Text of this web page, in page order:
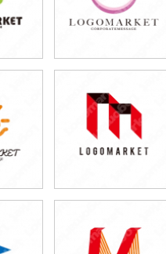
)
39,800円
(税込43,780円)
)
39,800円
(税込43,780円)